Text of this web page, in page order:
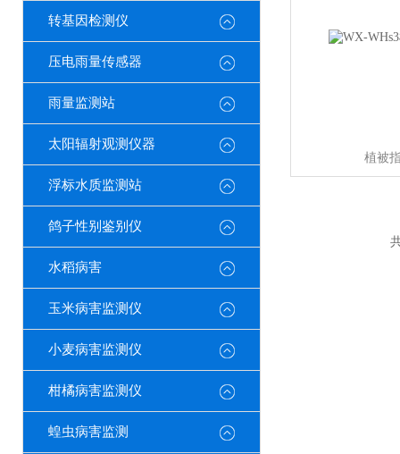
转基因检测仪
压电雨量传感器
雨量监测站
太阳辐射观测仪器
浮标水质监测站
鸽子性别鉴别仪
水稻病害
玉米病害监测仪
小麦病害监测仪
柑橘病害监测仪
蝗虫病害监测
植被